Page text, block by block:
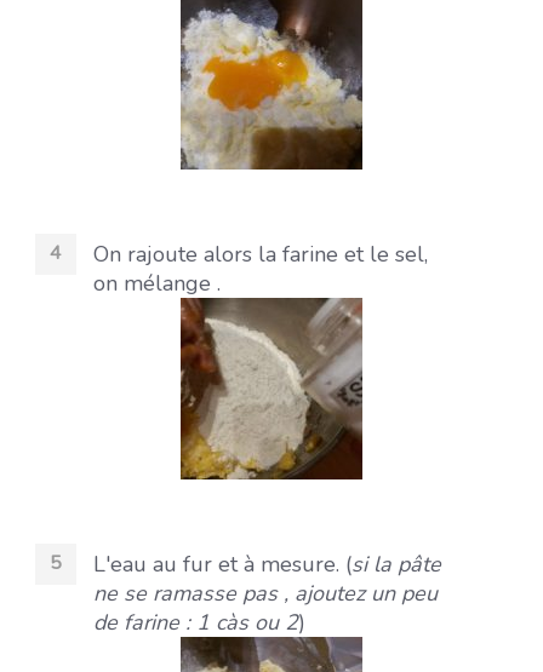
On rajoute alors la farine et le sel,
on mélange .
L'eau au fur et à mesure. (si la pâte
ne se ramasse pas , ajoutez un peu
de farine : 1 càs ou 2)